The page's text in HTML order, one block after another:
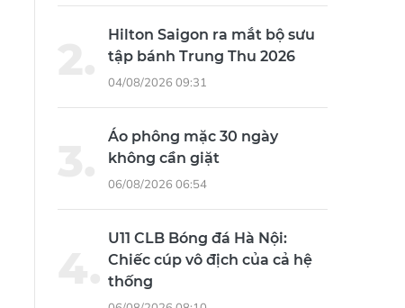
Hilton Saigon ra mắt bộ sưu
tập bánh Trung Thu 2026
04/08/2026 09:31
Áo phông mặc 30 ngày
không cần giặt
06/08/2026 06:54
U11 CLB Bóng đá Hà Nội:
Chiếc cúp vô địch của cả hệ
thống